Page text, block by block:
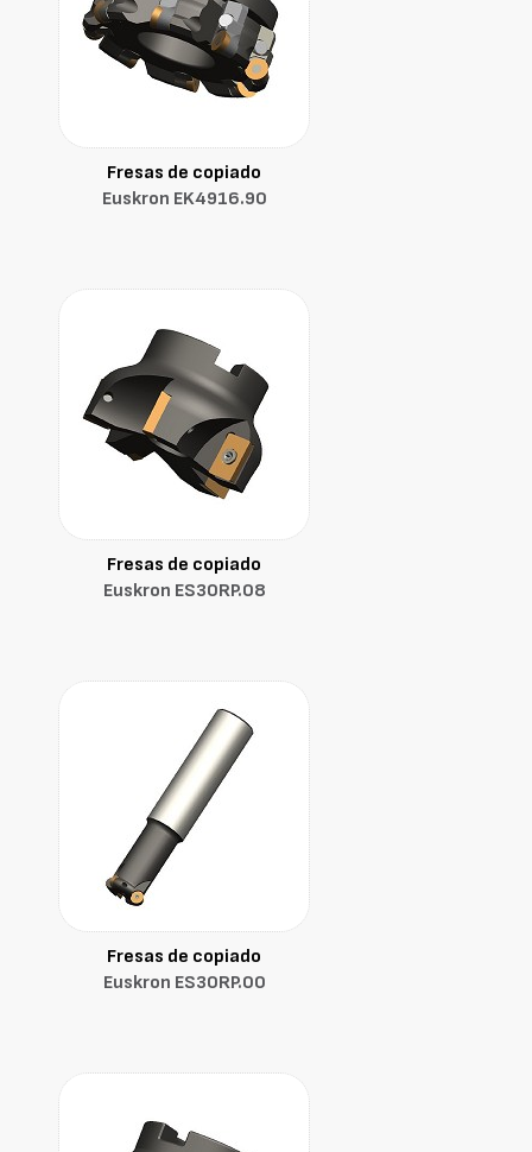
Fresas de copiado
Euskron EK4916.90
Fresas de copiado
Euskron ES30RP.08
Fresas de copiado
Euskron ES30RP.00